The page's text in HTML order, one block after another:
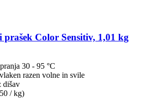
prašek Color Sensitiv, 1,01 kg
30 - 95 °C
razen volne in svile
dišav
/ kg)